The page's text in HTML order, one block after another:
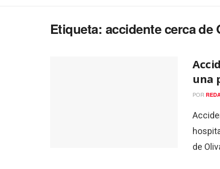
Etiqueta: accidente cerca de
una
POR
de